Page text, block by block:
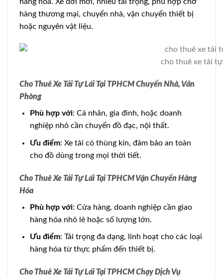
hàng thương mại, chuyển nhà, vận chuyển thiết bị
hoặc nguyên vật liệu.
cho thuê xe tải
Cho Thuê Xe Tải Tự Lái Tại TPHCM Chuyển Nhà, Văn
Phòng
Phù hợp với: Cá nhân, gia đình, hoặc doanh
nghiệp nhỏ cần chuyển đồ đạc, nội thất.
Ưu điểm: Xe tải có thùng kín, đảm bảo an toàn
cho đồ dùng trong mọi thời tiết.
Cho Thuê Xe Tải Tự Lái Tại TPHCM Vận Chuyển Hàng
Hóa
Phù hợp với: Cửa hàng, doanh nghiệp cần giao
hàng hóa nhỏ lẻ hoặc số lượng lớn.
Ưu điểm: Tải trọng đa dạng, linh hoạt cho các loại
hàng hóa từ thực phẩm đến thiết bị.
Cho Thuê Xe Tải Tự Lái Tại TPHCM Chạy Dịch Vụ